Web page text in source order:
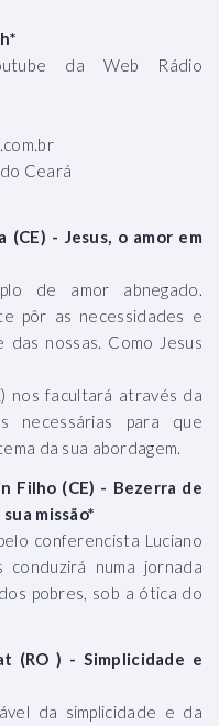
da Web Rádio
Ceará
- Jesus, o amor em
de amor abnegado.
pôr as necessidades e
nossas. Como Jesus
nos facultará através da
necessárias para que
da sua abordagem.
Filho (CE) - Bezerra de
missão*
conferencista Luciano
conduzirá numa jornada
pobres, sob a ótica do
(RO ) - Simplicidade e
da simplicidade e da